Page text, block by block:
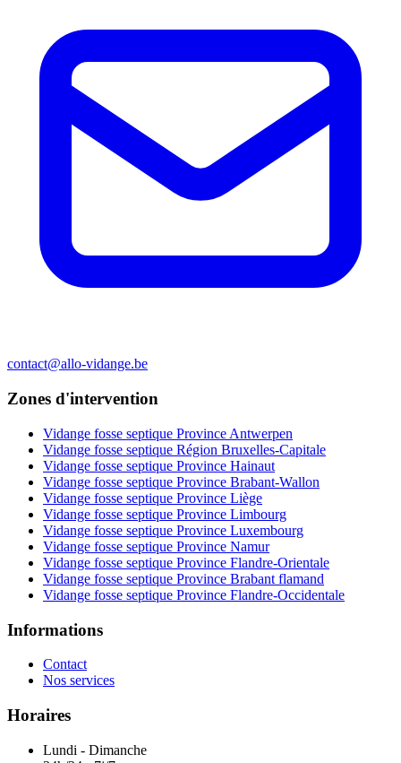
contact@allo-vidange.be
Zones d'intervention
Vidange fosse septique Province Antwerpen
Vidange fosse septique Région Bruxelles-Capitale
Vidange fosse septique Province Hainaut
Vidange fosse septique Province Brabant-Wallon
Vidange fosse septique Province Liège
Vidange fosse septique Province Limbourg
Vidange fosse septique Province Luxembourg
Vidange fosse septique Province Namur
Vidange fosse septique Province Flandre-Orientale
Vidange fosse septique Province Brabant flamand
Vidange fosse septique Province Flandre-Occidentale
Informations
Contact
Nos services
Horaires
Lundi - Dimanche